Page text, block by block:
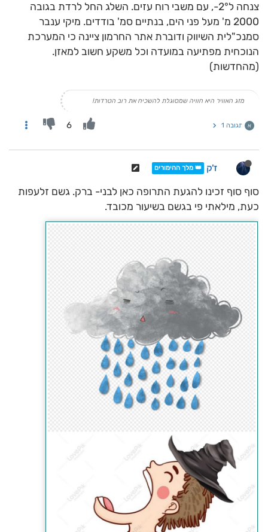
צנחה ל2°-, עם משבי רוח עזים. השלג החל לרדת בגובה
2000 מ' מעל פני הים, בנתיים סמ' בודדים. מיקי ענבר
סמנכ"לית השיווק ודוברת אתר החרמון ציינה כי המערכת
הנוכחית מפתיעה במועדה וכל משקע חשוב למאזן.
(מהחדשות)
מזג האוויר היא חוויה שמסוגלת להשכיח את רוב הטרדות!
א תגובה 1 6
ז'ק 👑 מלך ההימורים
סוף סוף זכינו להגעת התרופה כאן לבני- ברק. גשם זלעפות
כעת, מילאתי פי בגשם בשיעור מכובד.